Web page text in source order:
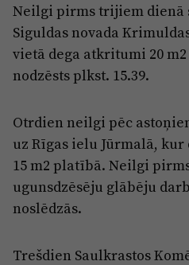
Neilgi pirms trijiem dienā
Siguldas novada
vietā dega atkritumi 20
nodzēsts plkst. 15.39.
Otrdien neilgi pēc
uz Rīgas ielu Jūrmalā, kur
15 m2 platībā. Neilgi
ugunsdzēsēju glābēju
noslēdzās.
Trešdien Saulkrastos